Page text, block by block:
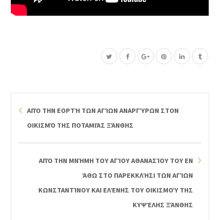
ΑΠΌ ΤΗΝ ΕΟΡΤΉ ΤΩΝ ΑΓΊΩΝ ΑΝΑΡΓΎΡΩΝ ΣΤΟΝ
ΟΙΚΙΣΜΌ ΤΗΣ ΠΟΤΑΜΙΆΣ ΞΆΝΘΗΣ
ΑΠΌ ΤΗΝ ΜΝΉΜΗ ΤΟΥ ΑΓΊΟΥ ΑΘΑΝΑΣΊΟΥ ΤΟΥ ΕΝ
ΆΘΩ ΣΤΟ ΠΑΡΕΚΚΛΉΣΙ ΤΩΝ ΑΓΊΩΝ
ΚΩΝΣΤΑΝΤΊΝΟΥ ΚΑΙ ΕΛΈΝΗΣ ΤΟΥ ΟΙΚΙΣΜΟΎ ΤΗΣ
ΚΥΨΈΛΗΣ ΞΆΝΘΗΣ